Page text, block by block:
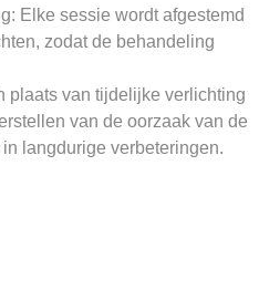
: Elke sessie wordt afgestemd
zodat de behandeling
plaats van tijdelijke verlichting
van de oorzaak van de
langdurige verbeteringen.